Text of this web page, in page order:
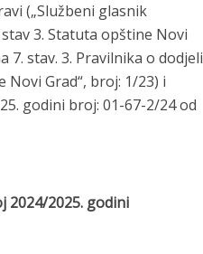
(„Službeni glasnik
3. Statuta opštine Novi
7. stav. 3. Pravilnika o dodjeli
Grad“, broj: 1/23) i
godini broj: 01-67-2/24 od
2024/2025. godini